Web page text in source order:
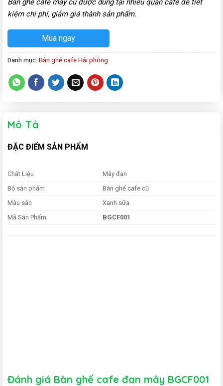
kiệm chi phí, giảm giá thành sản phẩm.
Mua ngay
Danh mục: Bàn ghế cafe Hải phòng
Mô Tả
ĐẶC ĐIỂM SẢN PHẨM
Chất Liệu
Mây đan
Bộ sản phẩm
Bàn ghế cafe cũ
Màu sắc
Xanh sữa
Mã Sản Phẩm
BGCF001
Đánh giá Bàn ghế cafe đan mây BGCF001